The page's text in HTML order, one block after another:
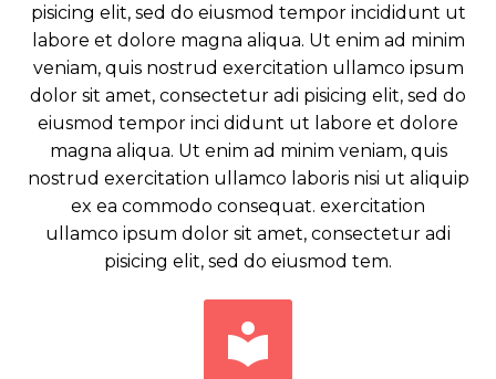
pisicing elit, sed do eiusmod tempor incididunt ut
labore et dolore magna aliqua. Ut enim ad minim
veniam, quis nostrud exercitation ullamco ipsum
dolor sit amet, consectetur adi pisicing elit, sed do
eiusmod tempor inci didunt ut labore et dolore
magna aliqua. Ut enim ad minim veniam, quis
nostrud exercitation ullamco laboris nisi ut aliquip
ex ea commodo consequat. exercitation
ullamco ipsum dolor sit amet, consectetur adi
pisicing elit, sed do eiusmod tem.

